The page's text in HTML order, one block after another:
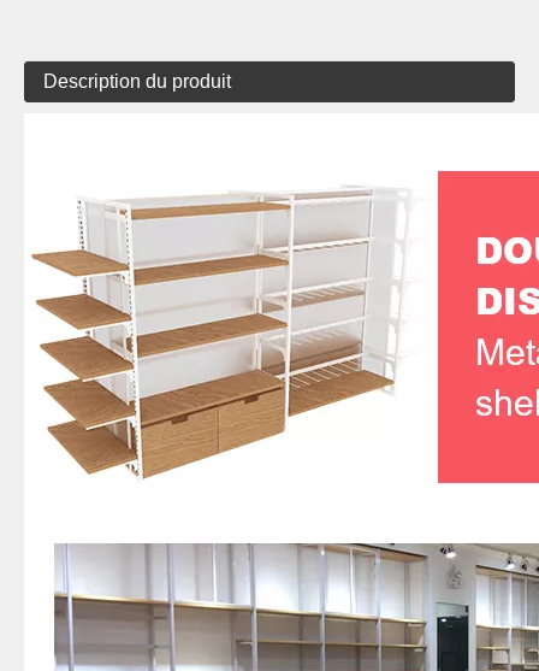
Description du produit